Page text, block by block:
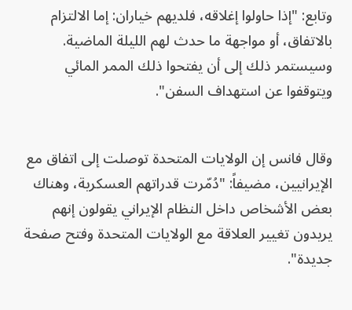
وتابع: "إذا حاولوا إغلاقه، فلديهم خياران: إما الالتزام
بالاتفاق، أو مواجهة ما حدث لهم الليلة الماضية.
وسيستمر ذلك إلى أن يفتحوا ذلك الممر المائي
ويتوقفوا عن استهداف السفن".
وقال فانس إن الولايات المتحدة توصلت إلى اتفاق مع
الإيرانيين، مضيفاً: "دُمّرت قدراتهم العسكرية، وهناك
بعض الأشخاص داخل النظام الإيراني يقولون إنهم
يريدون تغيير العلاقة مع الولايات المتحدة وفتح صفحة
جديدة".